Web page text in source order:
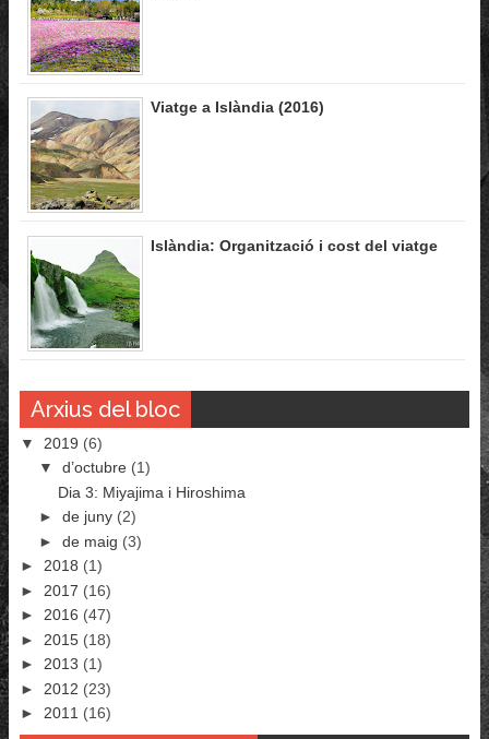
Viatge a Islàndia (2016)
Islàndia: Organització i cost del viatge
Arxius del bloc
▼ 2019 (6)
▼ d’octubre (1)
Dia 3: Miyajima i Hiroshima
► de juny (2)
► de maig (3)
► 2018 (1)
► 2017 (16)
► 2016 (47)
► 2015 (18)
► 2013 (1)
► 2012 (23)
► 2011 (16)